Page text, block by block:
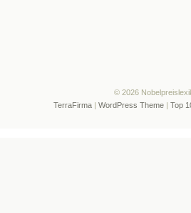
© 2026
TerraFirma| WordPress Theme| Top